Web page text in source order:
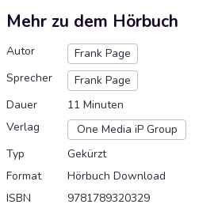
Mehr zu dem Hörbuch
Autor
Frank Page
Sprecher
Frank Page
Dauer
11 Minuten
Verlag
One Media iP Group
Typ
Gekürzt
Format
Hörbuch Download
ISBN
9781789320329